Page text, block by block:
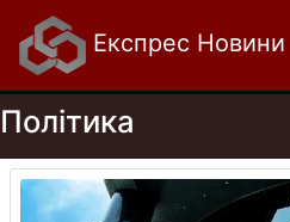
Експрес Новини
Політика